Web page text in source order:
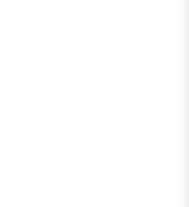
at bytte guldsmykker for penge